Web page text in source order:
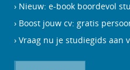
Nieuw: e-book boordevol
Boost jouw cv: gratis
Vraag nu je studiegids aan